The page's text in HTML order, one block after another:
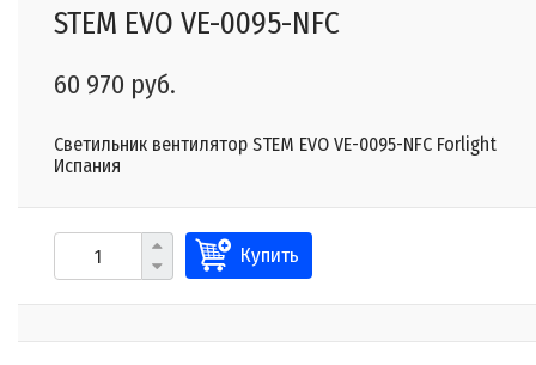
STEM EVO VE-0095-NFC
60 970 руб.
Светильник вентилятор STEM EVO VE-0095-NFC Forlight
Испания
Купить